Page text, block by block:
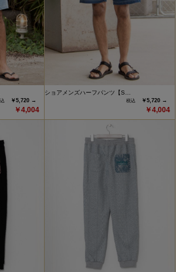
￥5,720 →
￥4,004
ショアメンズハーフパンツ【S…
￥5,720 →
￥4,004